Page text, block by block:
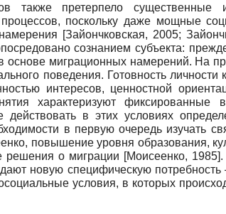
также претерпело существенные
поскольку даже мощные
[Зайончковская, 2005;
сознанием субъекта:
миграционных намерений. На
поведения. Готовность личности
интересов, ценностной
характеризуют фиксированные
действовать в этих условиях
в первую очередь изучать
повышение уровня образования,
решения о миграции [Моисеенко, 1985].
новую специфическую
условия, в которых